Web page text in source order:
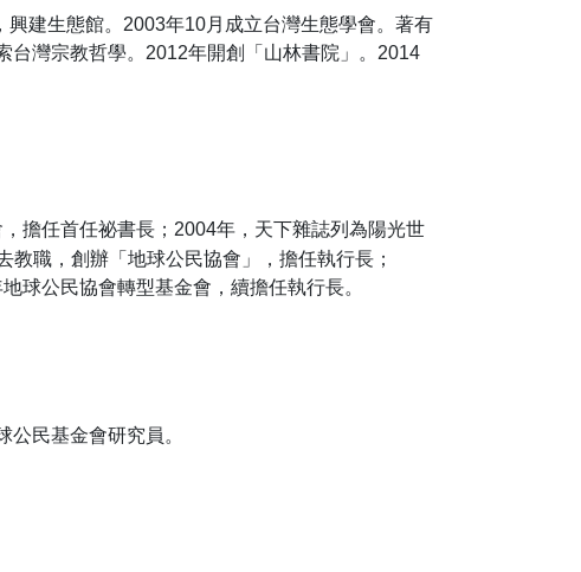
建生態館。2003年10月成立台灣生態學會。著有
台灣宗教哲學。2012年開創「山林書院」。2014
擔任首任祕書長；2004年，天下雜誌列為陽光世
職，創辦「地球公民協會」，擔任執行長；
球公民協會轉型基金會，續擔任執行長。
民基金會研究員。